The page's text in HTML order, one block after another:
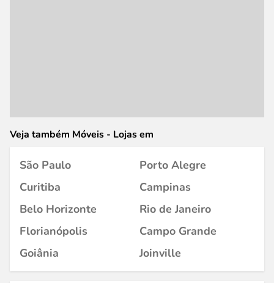
Veja também Móveis - Lojas em
São Paulo
Porto Alegre
Curitiba
Campinas
Belo Horizonte
Rio de Janeiro
Florianópolis
Campo Grande
Goiânia
Joinville